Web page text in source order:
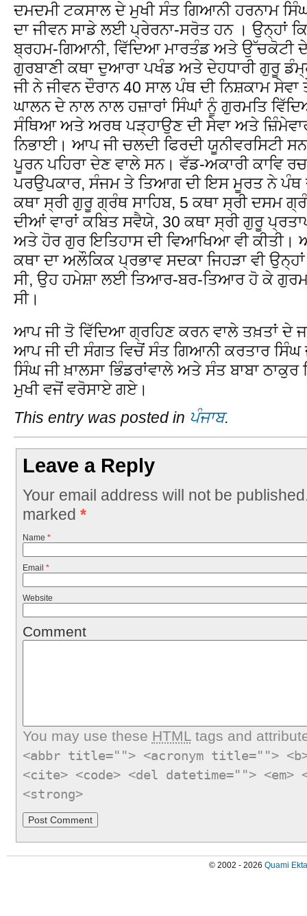
ਦਮਦਮੀ ਟਕਸਾਲ ਦੇ ਮੁਖੀ ਸੰਤ ਗਿਆਨੀ ਹਰਨਾਮ ਸਿੰਘ
ਦਾ ਜੀਵਨ ਸਾਡੇ ਲਈ ਪ੍ਰੇਰਨਾ-ਸਰੋਤ ਹਨ । ਉਨ੍ਹਾਂ
ਬ੍ਰਹਮ-ਗਿਆਨੀ, ਵਿੱਦਿਆ ਮਾਰਤੰਡ ਅਤੇ ਉੱਚਕੋਟੀ ਦੇ
ਗੁਰਬਾਣੀ ਕਥਾ ਦੁਆਰਾ ਪਖੰਡ ਅਤੇ ਦੇਹਧਾਰੀ ਗੁਰੂ
ਜੀ ਨੇ ਜੀਵਨ ਦੌਰਾਨ 40 ਸਾਲ ਪੰਥ ਦੀ ਨਿਸ਼ਕਾਮ ਸੇਵਾ
ਘਾਲਨ ਦੇ ਨਾਲ ਨਾਲ ਹਜ਼ਾਰਾਂ ਸਿੰਘਾਂ ਨੂੰ ਗੁਰਮਤਿ
ਸੰਥਿਆ ਅਤੇ ਅਰਥ ਪੜ੍ਹਾਉਣ ਦੀ ਸੇਵਾ ਅਤੇ
ਨਿਭਾਈ। ਆਪ ਜੀ ਚਲਦੀ ਫਿਰਦੀ ਯੂਨੀਵਰਸਿਟੀ
ਪੂਰਨ ਪਹਿਰਾ ਦੇਣ ਵਾਲੇ ਸਨ। ਵੱਡ-ਅਕਾਰੀ ਕਾਵਿ
ਪਰਉਪਕਾਰ, ਸੰਜਮ ਤੇ ਤਿਆਗ ਦੀ ਇਸ ਮੂਰਤ ਨੇ ਪੰਥ
ਕਥਾ ਸ੍ਰੀ ਗੁਰੂ ਗ੍ਰੰਥ ਸਾਹਿਬ, 5 ਕਥਾ ਸ੍ਰੀ ਦਸਮ
ਦੀਆਂ ਵਾਰਾਂ ਕਬਿਤ ਸਵੈਯੇ, 30 ਕਥਾ ਸ੍ਰੀ ਗੁਰੂ
ਅਤੇ ਹੋਰ ਗੁਰ ਇਤਿਹਾਸ ਦੀ ਵਿਆਖਿਆ ਵੀ
ਕਥਾ ਦਾ ਅਲੌਕਿਕ ਪ੍ਰਭਾਵ ਸਦਕਾ ਜਿਹੜਾ ਵੀ
ਸੀ, ਉਹ ਹਮੇਸ਼ਾ ਲਈ ਤਿਆਰ-ਬਰ-ਤਿਆਰ ਹੋ ਕੇ
ਸੀ।
ਆਪ ਜੀ ਤੋ ਵਿੱਦਿਆ ਗ੍ਰਹਿਣ ਕਰਨ ਵਾਲੇ ਤਖ਼ਤਾਂ ਦੇ
ਆਪ ਜੀ ਦੀ ਸੰਗਤ ਵਿਚੋਂ ਸੰਤ ਗਿਆਨੀ ਕਰਤਾਰ ਸਿੰਘ
ਸਿੰਘ ਜੀ ਖ਼ਾਲਸਾ ਭਿੰਡਰਾਂਵਾਲੇ ਅਤੇ ਸੰਤ ਬਾਬਾ
ਮੁਖੀ ਵਜੋਂ ਵਰੋਸਾਏ ਗਏ।
This entry was posted in ਪੰਜਾਬ.
Leave a Reply
Your email address will not be
marked *
Name *
Email *
Website
Comment
You may use these HTMLtags and
<abbr title=""> <acronym title="">
<cite> <code> <del datetime="">
<strong>
© 2002 - 2026 Quami